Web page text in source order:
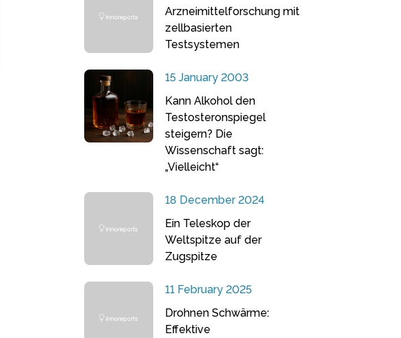
Arzneimittelforschung mit
zellbasierten
Testsystemen
15 January 2003
Kann Alkohol den
Testosteronspiegel
steigern? Die
Wissenschaft sagt:
„Vielleicht“
18 December 2024
Ein Teleskop der
Weltspitze auf der
Zugspitze
11 February 2025
Drohnen Schwärme:
Effektive